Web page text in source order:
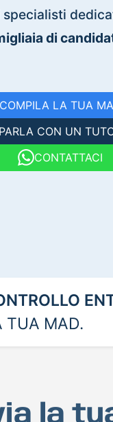
di
COMPILA LA TUA
PARLA CON UN
CONTATTACI
TUA MAD.
la